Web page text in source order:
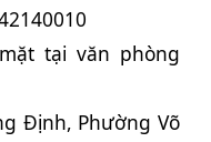
tại văn phòng
Định, Phường Võ